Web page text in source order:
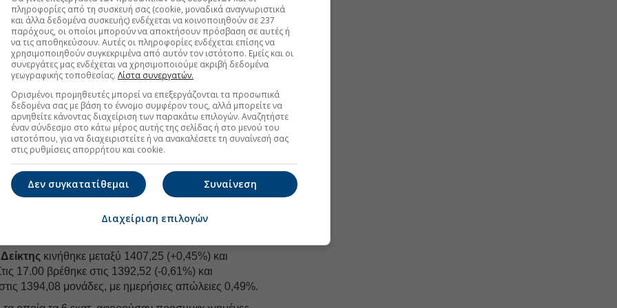
με 11,92%, Jumbo με 10,89%, ΟΠΑΠ με
ποσοστό 7,85%, Motor Oil με 5,31% και ΤΕΡΝΑ
ηCoca Cola HBC,πριν το άνοιγμα της
, το απόγευμα της ίδιας ημέρας, θα
της χρήσης του 2023.
λήγουντα συμβόλαια Φεβρουαρίου στην
“gap” μεταξύ 1382 και 1376 μονάδων.
οι αποδόσεις στην
Αγορά ομολόγων.
του Αμερικανικού 2ετους τίτλου, στο 4,16%
στο 3,353% η απόδοση του Ελληνικού 10ετους
κινήθηκε μεταξύ 1407,25 (+0,45%) και
17.00 βρέθηκε στις 1392,52 (-0,61%) και
1394,08 μονάδες, με ημερήσιες απώλειες 0,49%.
πληροφορίες από τη συσκευή σας (cookie, μοναδικά αναγνωριστικά
και άλλα δεδομένα συσκευής) ενδέχεται να κοινοποιηθούν σε 237
παρόχους, οι οποίοι μπορούν να αποκτήσουν πρόσβαση σε αυτές ή
να τις αποθηκεύσουν. Αυτές οι πληροφορίες ενδέχεται επίσης να
χρησιμοποιηθούν συγκεκριμένα από αυτόν τον ιστότοπο. Εμείς και οι
συνεργάτες μας ενδέχεται να χρησιμοποιούμε ακριβή δεδομένα
γεωγραφικής τοποθεσίας. Λίστα συνεργατών.
Ορισμένοι προμηθευτές μπορεί να επεξεργάζονται τα προσωπικά
δεδομένα σας με βάση το έννομο συμφέρον τους, αλλά μπορείτε να
αρνηθείτε κάνοντας διαχείριση των παρακάτω επιλογών. Αναζητήστε
έναν σύνδεσμο στο κάτω μέρος αυτής της σελίδας ή στο μενού του
ιστοτόπου, για να διαχειριστείτε ή να ανακαλέσετε τη συναίνεσή σας
στις ρυθμίσεις απορρήτου και cookie.
Συναίνεση
Δεν συγκατατίθεμαι
Διαχείριση επιλογών